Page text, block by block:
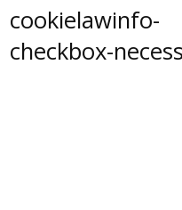
cookielawinfo-
checkbox-